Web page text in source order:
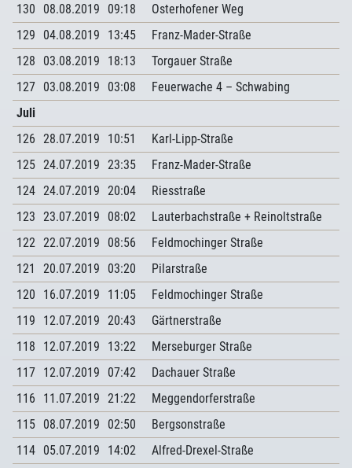
130 08.08.2019 09:18
Osterhofener Weg
129
04.08.2019 13:45
Franz-Mader-Straße
128
03.08.2019 18:13
Torgauer Straße
127 03.08.2019 03:08
Feuerwache 4 – Schwabing
Juli
126 28.07.2019 10:51
Karl-Lipp-Straße
125 24.07.2019 23:35
Franz-Mader-Straße
124 24.07.2019 20:04
Riesstraße
123 23.07.2019 08:02
Lauterbachstraße + Reinoltstraße
122 22.07.2019 08:56
Feldmochinger Straße
121
20.07.2019 03:20
Pilarstraße
120
16.07.2019 11:05
Feldmochinger Straße
119
12.07.2019 20:43
Gärtnerstraße
118
12.07.2019 13:22
Merseburger Straße
117 12.07.2019 07:42
Dachauer Straße
116
11.07.2019 21:22
Meggendorferstraße
115 08.07.2019 02:50
Bergsonstraße
114 05.07.2019 14:02
Alfred-Drexel-Straße